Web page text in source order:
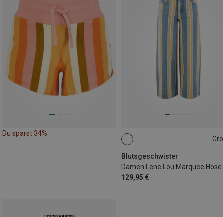
Du sparst 34%
Blutsgeschwister
Damen Lene Lou Marquee Hose
129,95 €
L